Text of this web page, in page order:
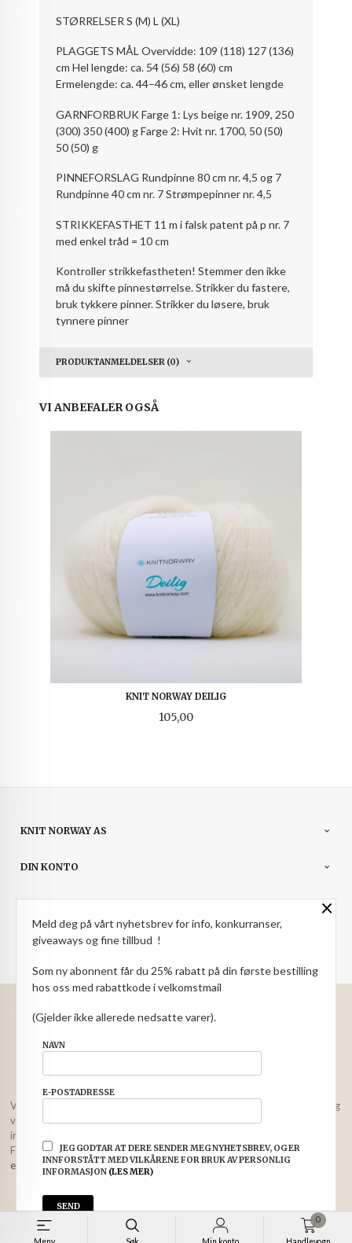
0
STØRRELSER S (M) L (XL)
PLAGGETS MÅL Overvidde: 109 (118) 127 (136)
cm Hel lengde: ca. 54 (56) 58 (60) cm
Ermelengde: ca. 44–46 cm, eller ønsket lengde
GARNFORBRUK Farge 1: Lys beige nr. 1909, 250
(300) 350 (400) g Farge 2: Hvit nr. 1700, 50 (50)
50 (50) g
PINNEFORSLAG Rundpinne 80 cm nr. 4,5 og 7
Rundpinne 40 cm nr. 7 Strømpepinner nr. 4,5
STRIKKEFASTHET 11 m i falsk patent på p nr. 7
med enkel tråd = 10 cm
Kontroller strikkefastheten! Stemmer den ikke
må du skifte pinnestørrelse. Strikker du fastere,
bruk tykkere pinner. Strikker du løsere, bruk
tynnere pinner
PRODUKTANMELDELSER (0)
VI ANBEFALER OGSÅ
KNIT NORWAY DEILIG
Pris
105,00
KNIT NORWAY AS
DIN KONTO
NYHETSBREV
PARTNERE
Valuta
FRAKT
Vår nettbutikk bruker cookies slik at du får en bedre kjøpsopplevelse og
vi kan yte deg bedre service. Vi bruker cookies hovedsaklig til å lagre
innloggingsdetaljer og huske hva du har puttet i handlekurven din.
Fortsett å bruke siden som normalt om du godtar dette.Les mer
endre innstillinger for cookies.
×
Meld deg på vårt nyhetsbrev for info, konkurranser,
giveaways og fine tillbud !
Som ny abonnent får du 25% rabatt på din første bestilling
hos oss med rabattkode i velkomstmail
(Gjelder ikke allerede nedsatte varer).
NAVN
E-POSTADRESSE
JEG GODTAR AT DERE SENDER MEG NYHETSBREV, OG ER
INNFORSTÅTT MED VILKÅRENE FOR BRUK AV PERSONLIG
INFORMASJON (LES MER)